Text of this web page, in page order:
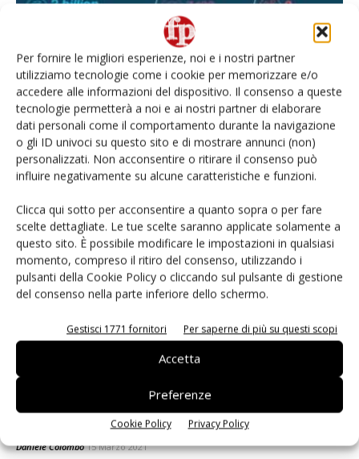
Per fornire le migliori esperienze, noi e i nostri partner
utilizziamo tecnologie come i cookie per memorizzare e/o
accedere alle informazioni del dispositivo. Il consenso a queste
tecnologie permetterà a noi e ai nostri partner di elaborare
dati personali come il comportamento durante la navigazione
o gli ID univoci su questo sito e di mostrare annunci (non)
personalizzati. Non acconsentire o ritirare il consenso può
influire negativamente su alcune caratteristiche e funzioni.
Clicca qui sotto per acconsentire a quanto sopra o per fare
scelte dettagliate. Le tue scelte saranno applicate solamente a
questo sito. È possibile modificare le impostazioni in qualsiasi
momento, compreso il ritiro del consenso, utilizzando i
pulsanti della Cookie Policy o cliccando sul pulsante di gestione
del consenso nella parte inferiore dello schermo.
Gestisci 1771 fornitori Per saperne di più su questi scopi
Accetta
Preferenze
Cookie Policy Privacy Policy
Glifosate, veleno o prodotto strategico?
Bayer, verso una nuova era
dell’agricoltura
Daniele Colombo 15 Marzo 2021